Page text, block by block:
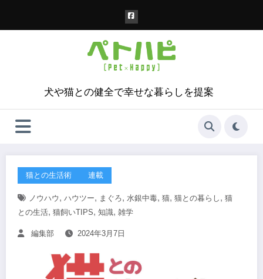
犬や猫との健全で幸せな暮らしを提案
猫との生活術 連載
ノウハウ , ハウツー, まぐろ, 水銀中毒, 猫, 猫との暮らし , 猫
との生活, 猫飼いTIPS, 知識, 雑学
編集部 2024年3月7日